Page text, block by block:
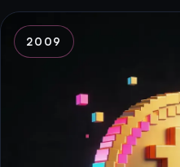
2009